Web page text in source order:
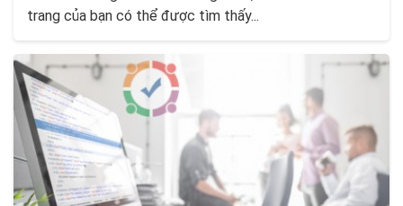
trang của bạn có thể được tìm thấy...